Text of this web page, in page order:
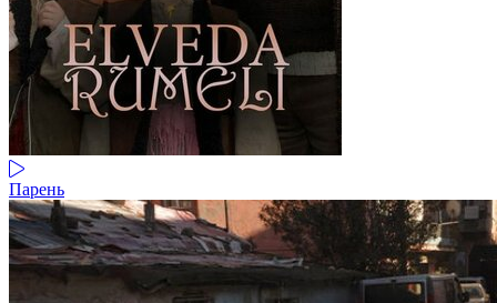
Парень